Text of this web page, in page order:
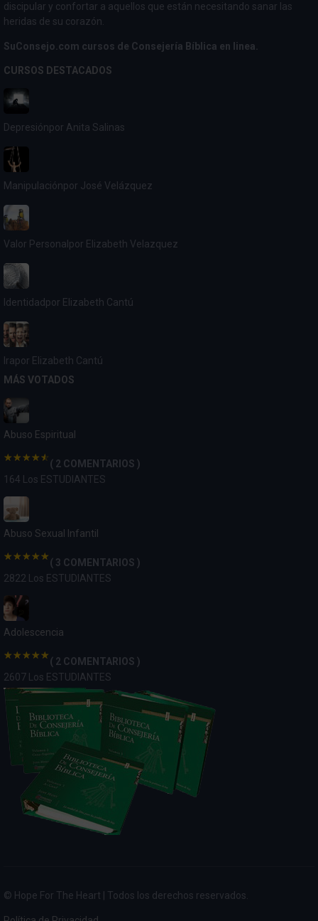
discipular y confortar a aquellos que están necesitando sanar las
heridas de su corazón.
SuConsejo.com cursos de Consejería Bíblica en linea.
CURSOS DESTACADOS
Depresiónpor Anita Salinas
Manipulaciónpor José Velázquez
Valor Personal por Elizabeth Velazquez
Identidad por Elizabeth Cantú
Irapor Elizabeth Cantú
MÁS VOTADOS
Abuso Espiritual
( 2 COMENTARIOS )
164 Los ESTUDIANTES
Abuso Sexual Infantil
( 3 COMENTARIOS )
2822 Los ESTUDIANTES
Adolescencia
( 2 COMENTARIOS )
2607 Los ESTUDIANTES
© Hope For The Heart | Todos los derechos reservados.